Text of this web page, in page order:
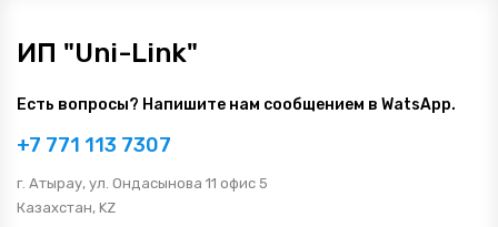
ИП "Uni-Link"
Есть вопросы? Напишите нам сообщением в WatsApp.
+7 771 113 7307
г. Атырау, ул. Ондасынова 11 офис 5
Казахстан, KZ